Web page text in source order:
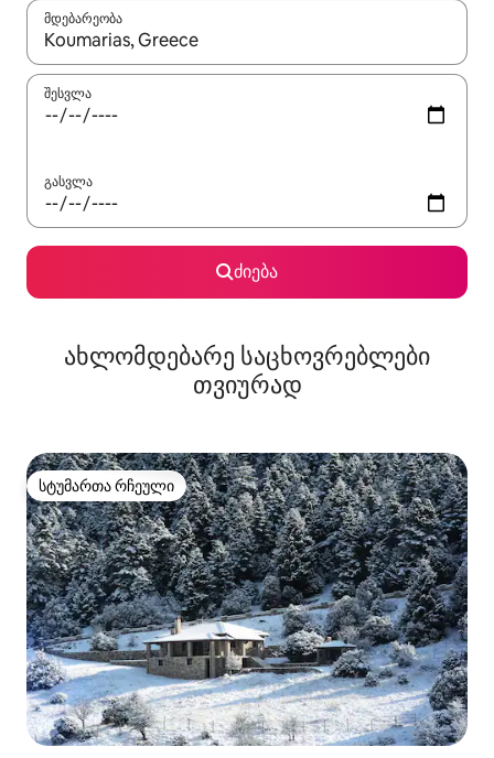
მდებარეობა
როცა შედეგები ხელმისაწვდომი გახდება, ნავიგაციისთვის
შესვლა
გასვლა
ძიება
ახლომდებარე საცხოვრებლები
თვიურად
სტუმართა რჩეული
სტუმართა რჩეული